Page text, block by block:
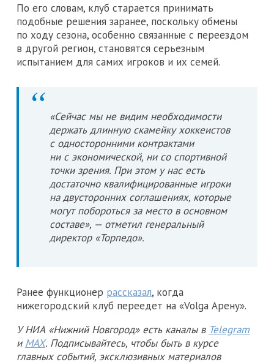
По его словам, клуб старается принимать
подобные решения заранее, поскольку обмены
по ходу сезона, особенно связанные с переездом
в другой регион, становятся серьезным
испытанием для самих игроков и их семей.
«Сейчас мы не видим необходимости
держать длинную скамейку хоккеистов
с односторонними контрактами
ни с экономической, ни со спортивной
точки зрения. При этом у нас есть
достаточно квалифицированные игроки
на двусторонних соглашениях, которые
могут побороться за место в основном
составе», — отметил генеральный
директор «Торпедо».
Ранее функционер рассказал, когда
нижегородский клуб переедет на «Volga Арену».
У НИА «Нижний Новгород» есть каналы в Telegram
и MAX. Подписывайтесь, чтобы быть в курсе
главных событий, эксклюзивных материалов